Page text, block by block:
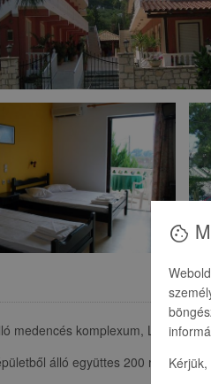
medencés komplexum, Laganas
álló együttes 200 m-re a
cookie